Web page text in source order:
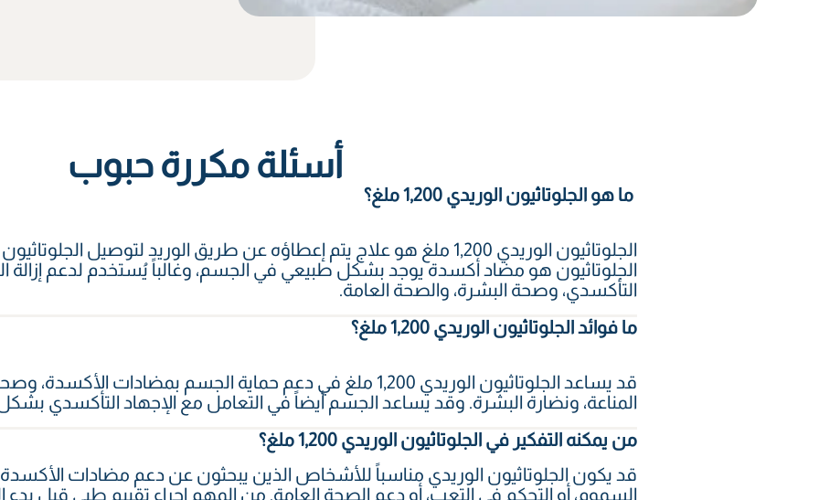
أسئلة مكررة حبوب
ما هو الجلوتاثيون الوريدي 1,200 ملغ؟
الجلوتاثيون الوريدي 1,200 ملغ هو علاج يتم إعطاؤه عن طريق الوريد لتوصيل
الجلوتاثيون هو مضاد أكسدة يوجد بشكل طبيعي في الجسم، وغالباً يُستخدم لدعم إزالة
التأكسدي، وصحة البشرة، والصحة العامة.
ما فوائد الجلوتاثيون الوريدي 1,200 ملغ؟
قد يساعد الجلوتاثيون الوريدي 1,200 ملغ في دعم حماية الجسم بمضادات
المناعة، ونضارة البشرة. وقد يساعد الجسم أيضاً في التعامل مع الإجهاد التأكسدي
من يمكنه التفكير في الجلوتاثيون الوريدي 1,200 ملغ؟
قد يكون الجلوتاثيون الوريدي مناسباً للأشخاص الذين يبحثون عن دعم مضادات الأكسدة،
السموم، أو التحكم في التعب، أو دعم الصحة العامة. من المهم إجراء تقييم طبي قبل بدء